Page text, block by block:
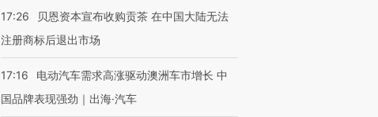
17:26
贝恩资本宣布收购贡茶 在中国大陆无法
注册商标后退出市场
17:16
电动汽车需求高涨驱动澳洲车市增长 中
国品牌表现强劲｜出海·汽车